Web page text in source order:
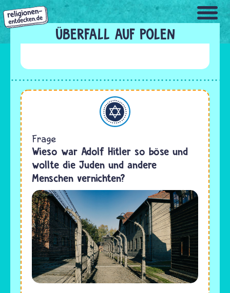
Direkt
zum
Inhalt
ÜBERFALL AUF POLEN
Judentum
Frage
Wieso war Adolf Hitler so böse und
wollte die Juden und andere
Menschen vernichten?